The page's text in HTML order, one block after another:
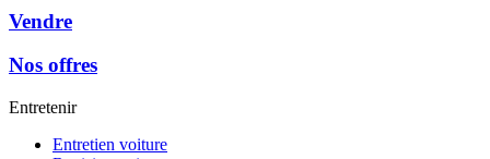
Vendre
Nos offres
Entretenir
Entretien voiture